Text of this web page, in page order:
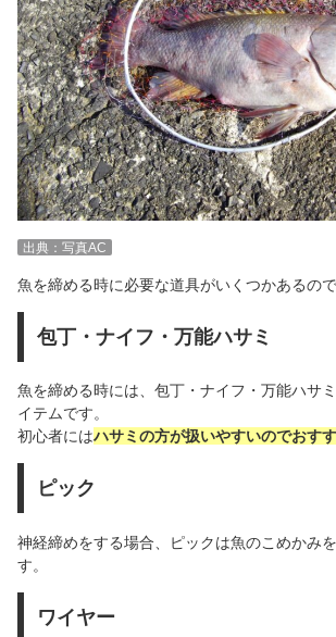
出典：写真AC
魚を締める時に必要な道具がいくつかあるので
包丁・ナイフ・万能ハサミ
魚を締める時には、包丁・ナイフ・万能ハサ
イテムです。
初心者にはハサミの方が扱いやすいのでおす
ピック
神経締めをする場合、ピックは魚のこめかみ
す。
ワイヤー